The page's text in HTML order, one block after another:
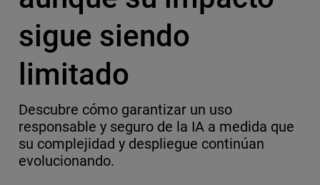
sigue siendo
limitado
Descubre cómo garantizar un uso
responsable y seguro de la IA a medida que
su complejidad y despliegue continúan
evolucionando.